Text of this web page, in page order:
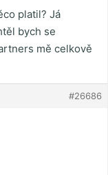
platil? Já
bych se
mě celkově
#26686